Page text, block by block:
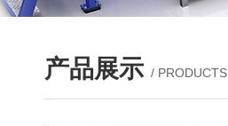
产品展示 / PRODUCTS